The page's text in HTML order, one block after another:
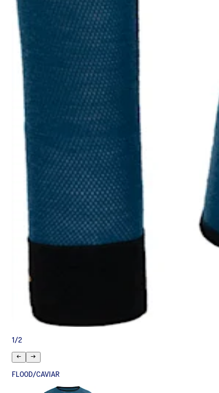
1 /2
FLOOD/CAVIAR